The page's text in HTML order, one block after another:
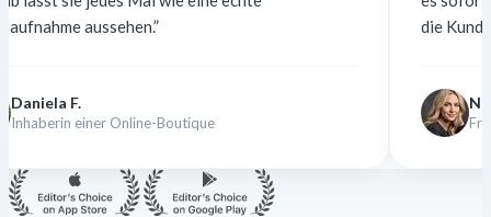
Boutique
die Kunden merken keinen
Freiberufliche